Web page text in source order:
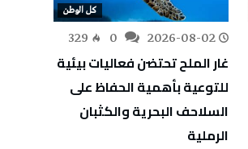
كل الوطن
2026-08-02
329
غار الملح تحتضن فعاليات بيئية
للتوعية بأهمية الحفاظ على
السلاحف البحرية والكثبان
الرملية